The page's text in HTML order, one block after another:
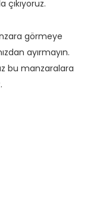
görmeye
ayırmayın.
bu manzaralara